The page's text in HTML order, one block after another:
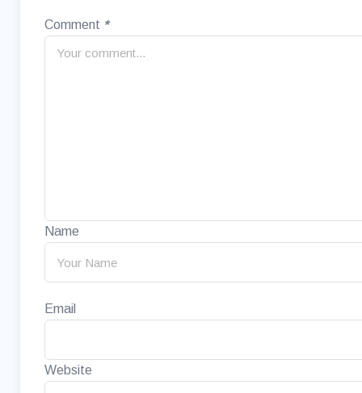
Comment *
Name
Email
Website